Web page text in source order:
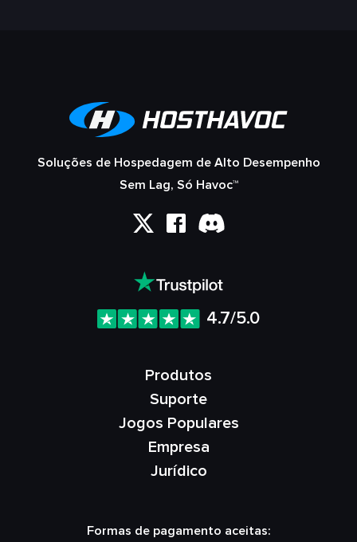
Soluções de Hospedagem de Alto Desempenho
Sem Lag, Só Havoc™
4.7/5.0
Produtos
Suporte
Jogos Populares
Empresa
Jurídico
Formas de pagamento aceitas: